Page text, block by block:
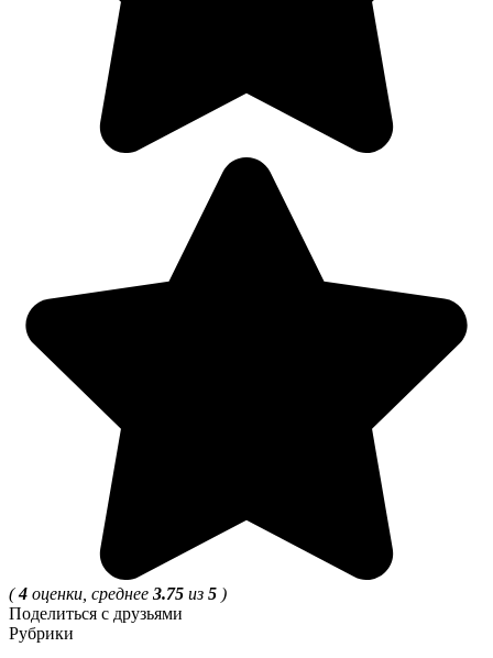
(4 оценки, среднее 3.75 из 5 )
Поделиться с друзьями
Рубрики